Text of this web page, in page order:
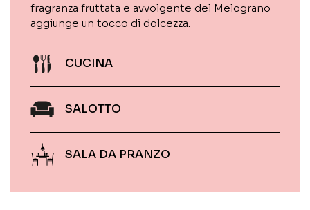
fragranza fruttata e avvolgente del Melograno
aggiunge un tocco di dolcezza.
CUCINA
SALOTTO
SALA DA PRANZO